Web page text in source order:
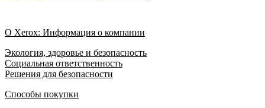
О Xerox: Информация о компании
Экология, здоровье и безопасность
Социальная ответственность
Решения для безопасности
Способы покупки